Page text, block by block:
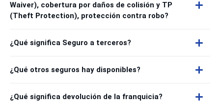
Waiver), cobertura por daños de colisión y TP
(Theft Protection), protección contra robo?
¿Qué significa Seguro a terceros?
¿Qué otros seguros hay disponibles?
¿Qué significa devolución de la franquicia?